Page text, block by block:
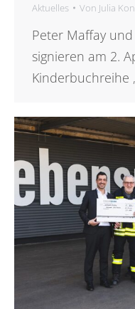
Aktuelles Von Julia
Peter Maffay
signieren am 2.
Kinderbuchreihe